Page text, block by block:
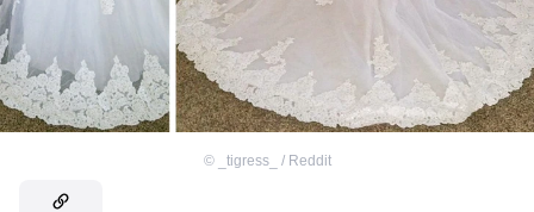
© _tigress_ / Reddit